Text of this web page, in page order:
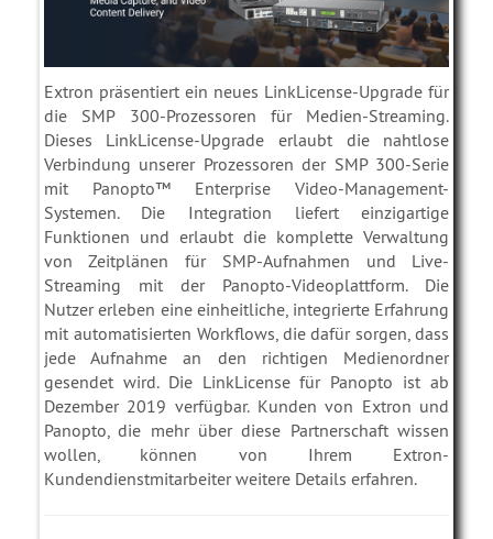
Extron präsentiert ein neues LinkLicense-Upgrade für
die SMP 300-Prozessoren für Medien-Streaming.
Dieses LinkLicense-Upgrade erlaubt die nahtlose
Verbindung unserer Prozessoren der SMP 300-Serie
mit Panopto™ Enterprise Video-Management-
Systemen. Die Integration liefert einzigartige
Funktionen und erlaubt die komplette Verwaltung
von Zeitplänen für SMP-Aufnahmen und Live-
Streaming mit der Panopto-Videoplattform. Die
Nutzer erleben eine einheitliche, integrierte Erfahrung
mit automatisierten Workflows, die dafür sorgen, dass
jede Aufnahme an den richtigen Medienordner
gesendet wird. Die LinkLicense für Panopto ist ab
Dezember 2019 verfügbar. Kunden von Extron und
Panopto, die mehr über diese Partnerschaft wissen
wollen, können von Ihrem Extron-
Kundendienstmitarbeiter weitere Details erfahren.